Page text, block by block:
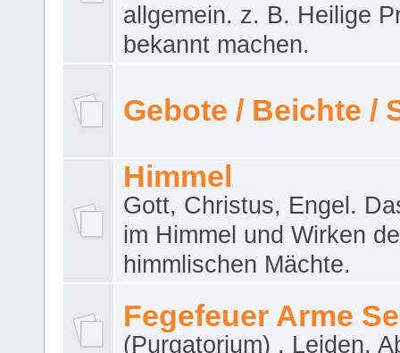
allgemein. z. B. Heilige
bekannt machen.
Gebote / Beichte /
Himmel
Gott, Christus, Engel.
im Himmel und Wirken
himmlischen Mächte.
Fegefeuer Arme
(Purgatorium) , Leiden,